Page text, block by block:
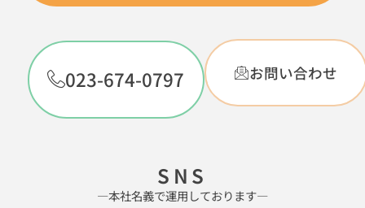
023-674-0797 お問い合わせ
SNS
―本社名義で運用しております―